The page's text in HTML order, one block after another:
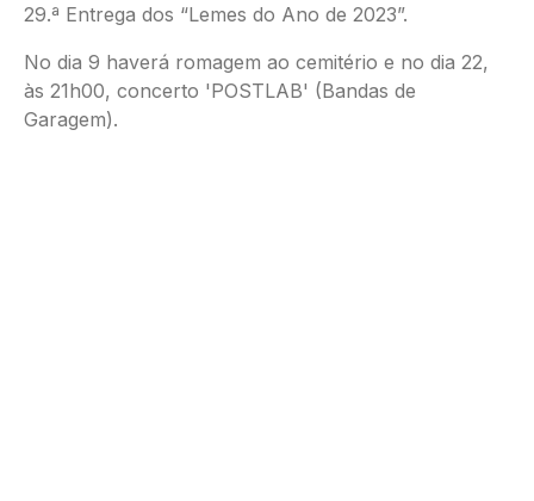
29.ª Entrega dos “Lemes do Ano de 2023”.
No dia 9 haverá romagem ao cemitério e no dia 22,
às 21h00, concerto 'POSTLAB' (Bandas de
Garagem).